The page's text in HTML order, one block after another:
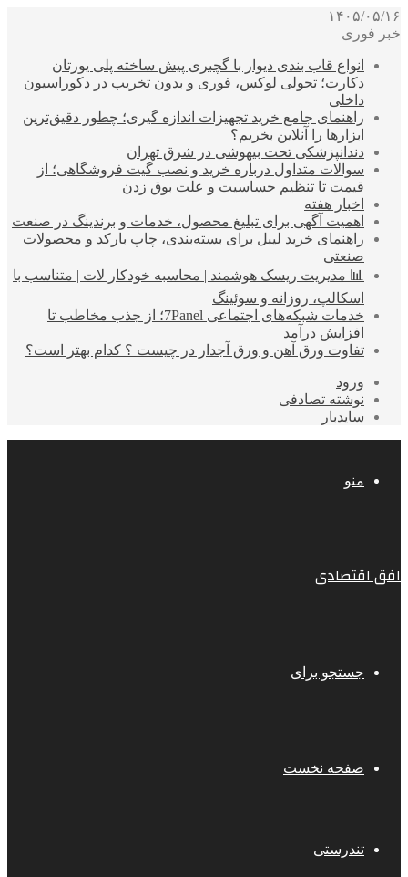
۱۴۰۵/۰۵/۱۶
خبر فوری
انواع قاب بندی دیوار با گچبری پیش ساخته پلی یورتان
دکارت؛ تحولی لوکس، فوری و بدون تخریب در دکوراسیون
داخلی
راهنمای جامع خرید تجهیزات اندازه گیری؛ چطور دقیق‌ترین
ابزارها را آنلاین بخریم؟
دندانپزشکی تحت بیهوشی در شرق تهران
سوالات متداول درباره خرید و نصب گیت فروشگاهی؛ از
قیمت تا تنظیم حساسیت و علت بوق زدن
اخبار هفته
اهمیت آگهی برای تبلیغ محصول، خدمات و برندینگ در صنعت
راهنمای خرید لیبل برای بسته‌بندی، چاپ بارکد و محصولات
صنعتی
📊 مدیریت ریسک هوشمند | محاسبه خودکار لات | متناسب با
اسکالپ، روزانه و سوئینگ
خدمات شبکه‌های اجتماعی 7Panel؛ از جذب مخاطب تا
افزایش درآمد
تفاوت ورق آهن و ورق آجدار در چیست ؟ کدام بهتر است؟
ورود
نوشته تصادفی
سایدبار
منو
افق اقتصادی
جستجو برای
صفحه نخست
تندرستی